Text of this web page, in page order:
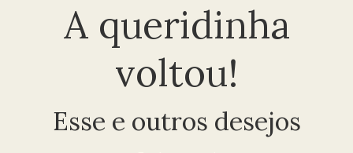
A queridinha
voltou!
Esse e outros desejos